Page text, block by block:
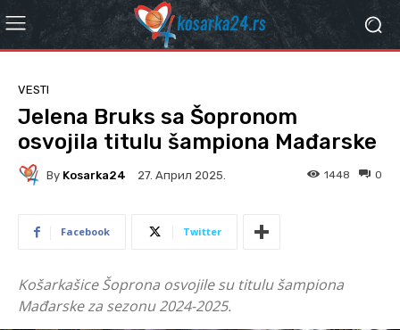
VESTI
Jelena Bruks sa Šopronom
osvojila titulu šampiona Mađarske
By Kosarka24 27. Април 2025. 0
1448
Facebook Twitter
Košarkašice Šoprona osvojile su titulu šampiona
Mađarske za sezonu 2024-2025.